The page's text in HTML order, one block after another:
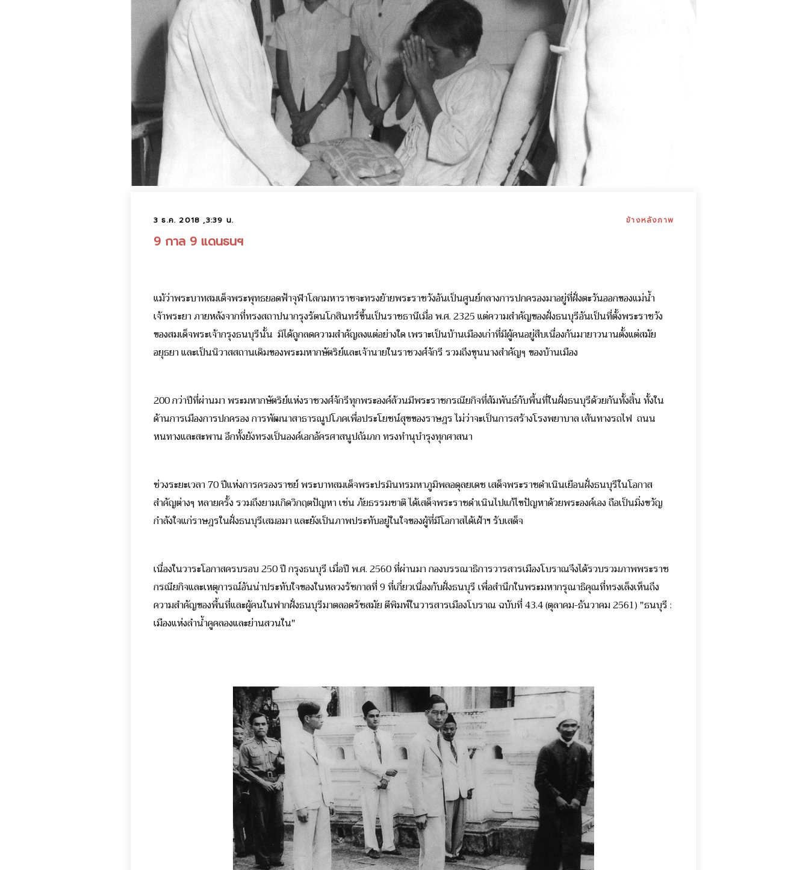
3 ธ.ค. 2018 ,3:39 น. ข้างหลังภาพ
9 กาล 9 แดนธนฯ
แม้ว่าพระบาทสมเด็จพระพุทธยอดฟ้าจุฬาโลกมหาราชจะทรงย้ายพระราชวังอันเป็นศูนย์กลางการปกครองมาอยู่ที่ฝั่งตะวันออกของแม่น้ำ
เจ้าพระยา ภายหลังจากที่ทรงสถาปนากรุงรัตนโกสินทร์ขึ้นเป็นราชธานีเมื่อ พ.ศ. 2325 แต่ความสำคัญของฝั่งธนบุรีอันเป็นที่ตั้งพระราชวัง
ของสมเด็จพระเจ้ากรุงธนบุรีนั้น มิได้ถูกลดความสำคัญลงแต่อย่างใด เพราะเป็นบ้านเมืองเก่าที่มีผู้คนอยู่สืบเนื่องกันมายาวนานตั้งแต่สมัย
อยุธยา และเป็นนิวาสสถานเดิมของพระมหากษัตริย์และเจ้านายในราชวงศ์จักรี รวมถึงขุนนางสำคัญๆ ของบ้านเมือง
200 กว่าปีที่ผ่านมา พระมหากษัตริย์แห่งราชวงศ์จักรีทุกพระองค์ล้วนมีพระราชกรณียกิจที่สัมพันธ์กับพื้นที่ในฝั่งธนบุรีด้วยกันทั้งสิ้น ทั้งใน
ด้านการเมืองการปกครอง การพัฒนาสาธารณูปโภคเพื่อประโยชน์สุขของราษฎร ไม่ว่าจะเป็นการสร้างโรงพยาบาล เส้นทางรถไฟ ถนน
หนทางและสะพาน อีกทั้งยังทรงเป็นองค์เอกอัครศาสนูปถัมภก ทรงทำนุบำรุงทุกศาสนา
ช่วงระยะเวลา 70 ปีแห่งการครองราชย์ พระบาทสมเด็จพระปรมินทรมหาภูมิพลอดุลยเดช เสด็จพระราชดำเนินเยือนฝั่งธนบุรีในโอกาส
สำคัญต่างๆ หลายครั้ง รวมถึงยามเกิดวิกฤตปัญหา เช่น ภัยธรรมชาติ ได้เสด็จพระราชดำเนินไปแก้ไขปัญหาด้วยพระองค์เอง ถือเป็นมิ่งขวัญ
กำลังใจแก่ราษฎรในฝั่งธนบุรีเสมอมา และยังเป็นภาพประทับอยู่ในใจของผู้ที่มีโอกาสได้เฝ้าฯ รับเสด็จ
เนื่องในวาระโอกาสครบรอบ 250 ปี กรุงธนบุรี เมื่อปี พ.ศ. 2560 ที่ผ่านมา กองบรรณาธิการวารสารเมืองโบราณจึงได้รวบรวมภาพพระราช
กรณียกิจและเหตุการณ์อันน่าประทับใจของในหลวงรัชกาลที่ 9 ที่เกี่ยวเนื่องกับฝั่งธนบุรี เพื่อสำนึกในพระมหากรุณาธิคุณที่ทรงเล็งเห็นถึง
ความสำคัญของพื้นที่และผู้คนในฟากฝั่งธนบุรีมาตลอดรัชสมัย ตีพิมพ์ในวารสารเมืองโบราณ ฉบับที่ 43.4 (ตุลาคม-ธันวาคม 2561) "ธนบุรี :
เมืองแห่งลำน้ำคูคลองและย่านสวนใน"